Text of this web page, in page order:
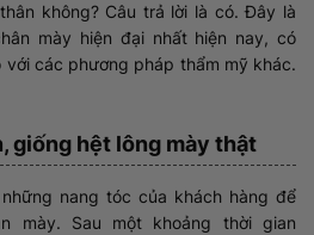
không? Câu trả lời là có. Đây là
mày hiện đại nhất hiện nay, có
với các phương pháp thẩm mỹ khác.
giống hệt lông mày thật
nang tóc của khách hàng để
mày. Sau một khoảng thời gian